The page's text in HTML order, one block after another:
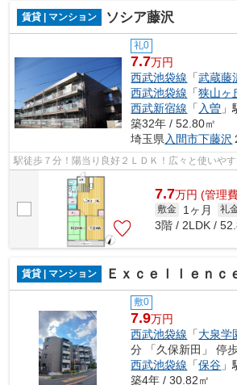
賃貸 | マンション ソシア藤沢
礼0
7.7万円
西武池袋線 「武蔵藤
西武池袋線 「狭山ヶ
西武新宿線 「 入曽
築32年 / 52.80㎡
埼玉県 入間市下藤沢
駅徒歩７分！陽当り良好２ＬＤＫ！広々と使いやす
7.7万円 (管理
敷金 1ヶ月 礼
3階 / 2LDK /
賃貸 | マンション Ｅｘｃｅｌｌｅｎｃ
敷0
7.9万円
西武池袋線 「大泉学
分 「久保新田」 停
西武池袋線 「保谷
築4年 / 30.82㎡